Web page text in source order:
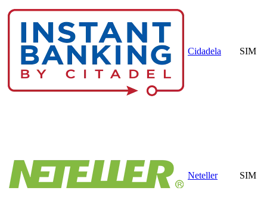
Cidadela SIM
Neteller SIM